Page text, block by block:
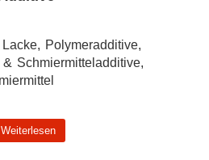
Polymeradditive,
Schmiermitteladditive,
Weiterlesen